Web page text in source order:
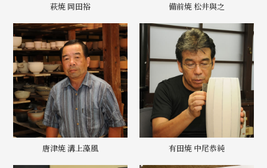
萩焼 岡田裕 備前焼 松井與之
唐津焼 溝上藻風 有田焼 中尾恭純